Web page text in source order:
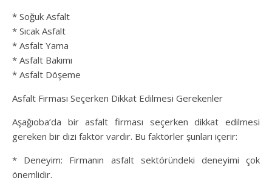
* Soğuk Asfalt
* Sıcak Asfalt
* Asfalt Yama
* Asfalt Bakımı
* Asfalt Döşeme
Asfalt Firması Seçerken Dikkat Edilmesi Gerekenler
Aşağıoba’da bir asfalt firması seçerken dikkat edilmesi
gereken bir dizi faktör vardır. Bu faktörler şunları içerir:
* Deneyim: Firmanın asfalt sektöründeki deneyimi çok
önemlidir.